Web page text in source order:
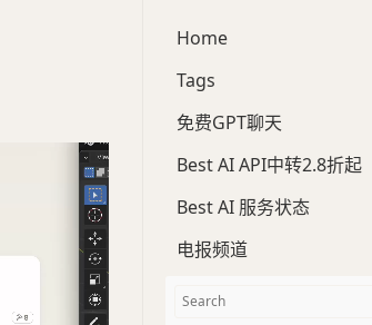
Home
Tags
免费GPT聊天
Best AI API中转2.8折起
Best AI 服务状态
电报频道